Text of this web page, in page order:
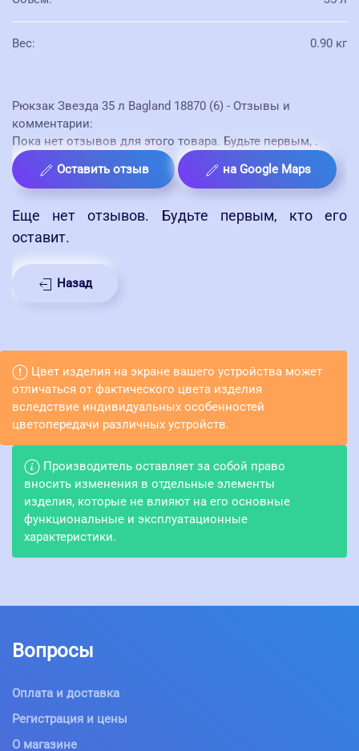
Вес: 0.90 кг
Рюкзак Звезда 35 л Bagland 18870 (6) - Отзывы и
комментарии:
Пока нет отзывов для этого товара. Будьте первым, .
Оставить отзыв
на Google Maps
Еще нет отзывов. Будьте первым, кто его
оставит.
Назад
Цвет изделия на экране вашего устройства может
отличаться от фактического цвета изделия
вследствие индивидуальных особенностей
цветопередачи различных устройств.
Производитель оставляет за собой право
вносить изменения в отдельные элементы
изделия, которые не влияют на его основные
функциональные и эксплуатационные
характеристики.
Вопросы
Оплата и доставка
Регистрация и цены
О магазине